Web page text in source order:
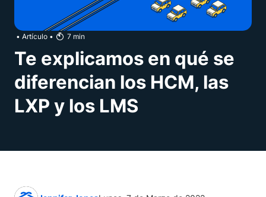
• Artículo • 7 min
Te explicamos en qué se
diferencian los HCM, las
LXP y los LMS